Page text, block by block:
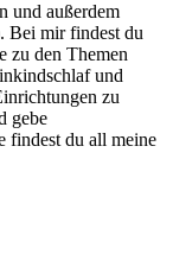
und außerdem
Bei mir findest du
zu den Themen
und
zu
gebe
findest du all meine